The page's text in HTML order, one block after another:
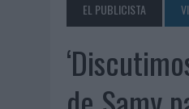
06/08/2026 | EL USO DE
06/08/2026
| SYSTEM1
06/08/2026 | FRIGO Y
EL PUBLICISTA